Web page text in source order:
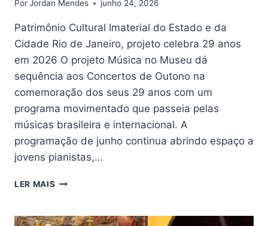
PorJordan Mendes junho 24, 2026
Patrimônio Cultural Imaterial do Estado e da
Cidade Rio de Janeiro, projeto celebra 29 anos
em 2026 O projeto Música no Museu dá
sequência aos Concertos de Outono na
comemoração dos seus 29 anos com um
programa movimentado que passeia pelas
músicas brasileira e internacional. A
programação de junho continua abrindo espaço a
jovens pianistas,…
LER MAIS MÚSICA
ABRE